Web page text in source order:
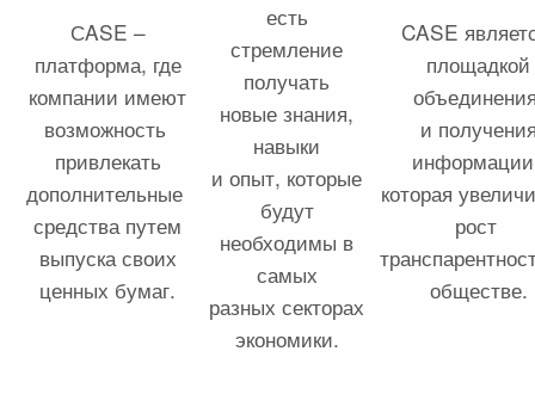
СASE –
платформа, где
компании имеют
возможность
привлекать
дополнительные
средства путем
выпуска своих
ценных бумаг.
есть
стремление
получать
новые знания,
навыки
и опыт, которые
будут
необходимы в
самых
разных секторах
экономики.
CASE
площадкой
и
которая
рост
обществе.